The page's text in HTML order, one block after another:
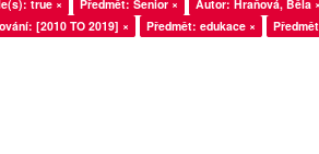
true × Předmět: Senior × Autor: Hraňová, Běla ×
[2010 TO 2019] × Předmět: edukace ×